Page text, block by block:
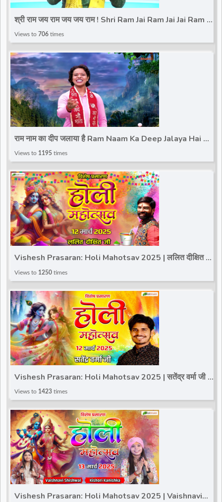
श्री राम जय राम जय जय राम ! Shri Ram Jai Ram Jai Jai Ram !
Avdhesh Goswami || Shri Ram Dhun
Views to 706 times
राम नाम का दीप जलाया है Ram Naam Ka Deep Jalaya Hai ~
Isha Panchal | Shri Ram Bhajan | Balaji Bhajan
Views to 1195 times
Vishesh Prasaran: Holi Mahotsav 2025 | ललित दीक्षित जी
~ 12 Mar.| Sanskar Studio, Noida
Views to 1250 times
Vishesh Prasaran: Holi Mahotsav 2025 | सतेंद्र वर्मा जी ~
12 Mar.| Total Bhakti | Sanskar Studio
Views to 1423 times
Vishesh Prasaran: Holi Mahotsav 2025 | Vaishnavi